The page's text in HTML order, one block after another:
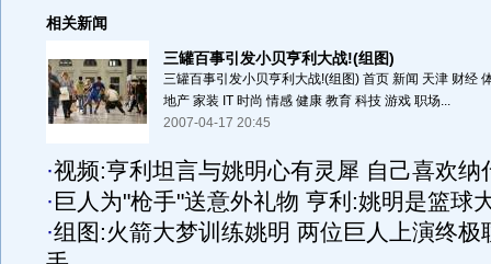
相关新闻
三罐百事引发小贝亨利大战!(组图)
三罐百事引发小贝亨利大战!(组图) 首页 新闻 天津 财经
地产 家装 IT 时尚 情感 健康 教育 科技 游戏 职场...
2007-04-17 20:45
·视频:亨利坦言与姚明心有灵犀 自己喜欢纳
· 巨人为"枪手"送意外礼物 亨利:姚明是篮球
·组图:火箭大梦训练姚明 两位巨人上演终极